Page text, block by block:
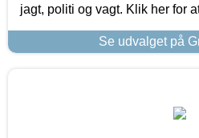
jagt, politi og vagt. Klik her for
Se udvalget på